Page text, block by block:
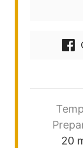
20